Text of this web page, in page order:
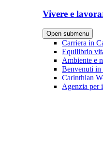
Vivere e
Open submenu
Carriera in
Equilibrio
Ambiente e
Benvenuti in
Carinthian
Agenzia per